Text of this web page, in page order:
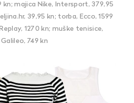
kn; majica Nike, Intersport, 379,95
39,95 kn; torba, Ecco, 1599
1270 kn; muške tenisice,
Galileo, 749 kn